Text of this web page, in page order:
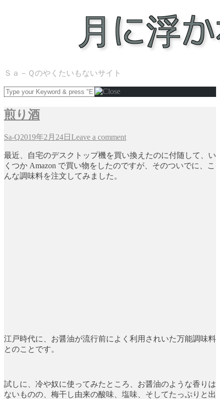
Ｓａ－Ｑのやくたいもないサイト
煎り酒
Sa-Q2019年2月24日 Leave a comment
最近、自宅のデスクトップ機を買い換えたのに付随して、い
くつか Amazon で買い物をしたのですが、そのついでに、こ
んな調味料を注文してみました。
江戸時代に、お醤油が流行前によく利用されいた万能調味料
とのことです。
試しに、冷や奴に使ってみたところ、お醤油のような香りは
ないものの、梅干し由来の酸味、塩味、そしてたっぷりと出